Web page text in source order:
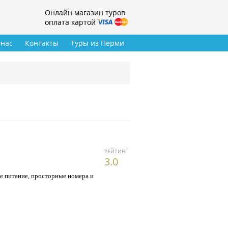
Онлайн магазин туров
оплата картой
Туры из Перми
Контакты
РЕЙТИНГ
3.0
питание, просторные номера и